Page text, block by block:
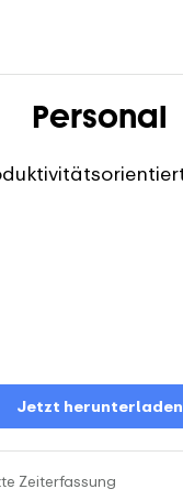
Personal
Jetzt herunterladen
ZeiterfassungErfasse